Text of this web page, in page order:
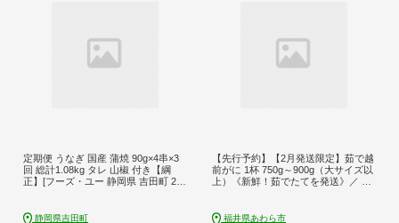
定期便 うなぎ 国産 蒲焼 90g×4串×3
回 総計1.08kg タレ 山椒 付き【綱
正】[フーズ・ユー 静岡県 吉田町 224
静岡県吉田町
【先行予約】【2月発送限定】茹で越
前がに 1杯 750g～900g（大サイズ以
上）《新鮮！茹でたてを発送》／ 高
終受付2月25日まで】※2027年2月上
福井県あわら市